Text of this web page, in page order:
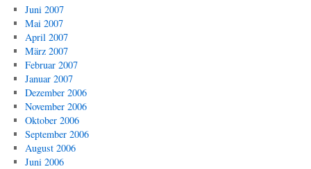
Juni 2007
Mai 2007
April 2007
März 2007
Februar 2007
Januar 2007
Dezember 2006
November 2006
Oktober 2006
September 2006
August 2006
Juni 2006